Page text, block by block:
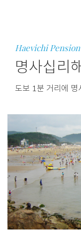
Haevichi Pension
명사십리
도보 1분 거리에 명